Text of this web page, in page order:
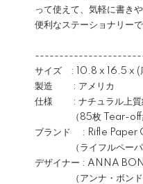
って使えて、気軽に書き
便利なステーショナリーで
サイズ : 10.8 x 16.5 x (
製造 : アメリカ
仕様 : ナチュラル上質
（85枚 Tear-off紙
ブランド : Rifle Paper
（ライフルペーパー
デザイナー : ANNA
（アンナ・ボンド/